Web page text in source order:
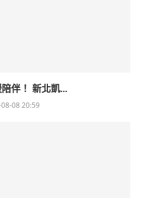
伴！ 新北凱...
08 20:59